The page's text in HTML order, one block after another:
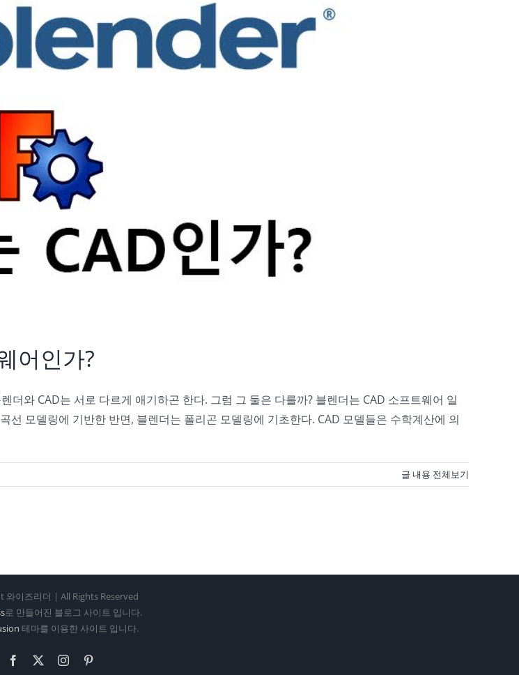
어인가?
와 CAD는 서로 다르게 애기하곤 한다. 그럼 그 둘은 다를까? 블렌더는 CAD 소프트웨어 일
선 모델링에 기반한 반면, 블렌더는 폴리곤 모델링에 기초한다. CAD 모델들은 수학계산에 의
글 내용 전체보기
와이즈리더 | All Rights Reserved
로 만들어진 블로그 사이트 입니다.
테마를 이용한 사이트 입니다.
Facebook Instagram